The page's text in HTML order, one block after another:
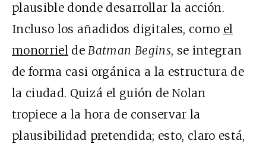
plausible donde desarrollar la acción.
Incluso los añadidos digitales, como el
monorriel deBatman Begins, se integran
de forma casi orgánica a la estructura de
la ciudad. Quizá el guión de Nolan
tropiece a la hora de conservar la
plausibilidad pretendida; esto, claro está,